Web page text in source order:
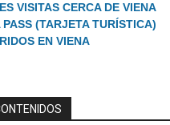
VISITAS CERCA DE VIENA
PASS (TARJETA TURÍSTICA)
EN VIENA